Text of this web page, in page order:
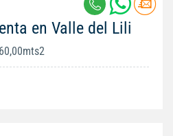
en Valle del Lili